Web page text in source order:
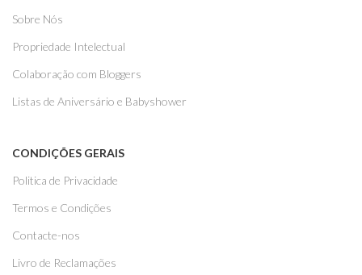
Sobre Nós
Propriedade Intelectual
Colaboração com Bloggers
Listas de Aniversário e Babyshower
CONDIÇÕES GERAIS
Politica de Privacidade
Termos e Condições
Contacte-nos
Livro de Reclamações